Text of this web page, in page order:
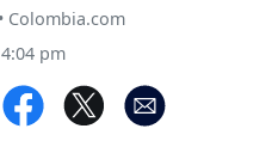
Colombia.com
pm